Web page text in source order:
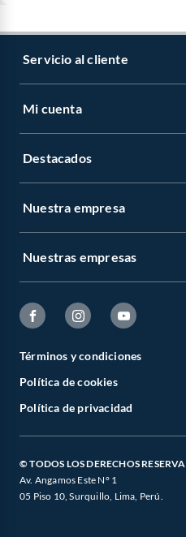
Servicio al cliente
Mi cuenta
Destacados
Nuestra empresa
Nuestras empresas
Términos y condiciones
Política de cookies
Política de privacidad
© TODOS LOS DERECHOS
Av. Angamos Este N° 1
05 Piso 10, Surquillo, Lima, Perú.